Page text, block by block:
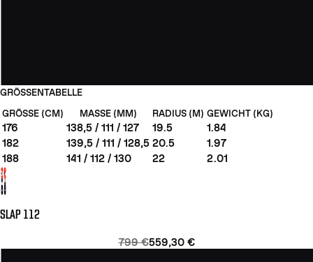
GRÖSSENTABELLE
GRÖSSE (CM)
MASSE (MM) RADIUS (M) GEWICHT (KG)
176 138,5 / 111 / 127 19.5
1.84
182
139,5 / 111 / 128,5 20.5
1.97
188
141 / 112 / 130 22 2.01
SLAP 112
799 €559,30 €